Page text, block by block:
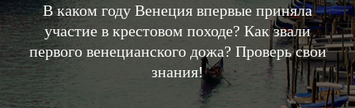
В каком году Венеция впервые приняла
участие в крестовом походе? Как звали
первого венецианского дожа? Проверь свои
знания!